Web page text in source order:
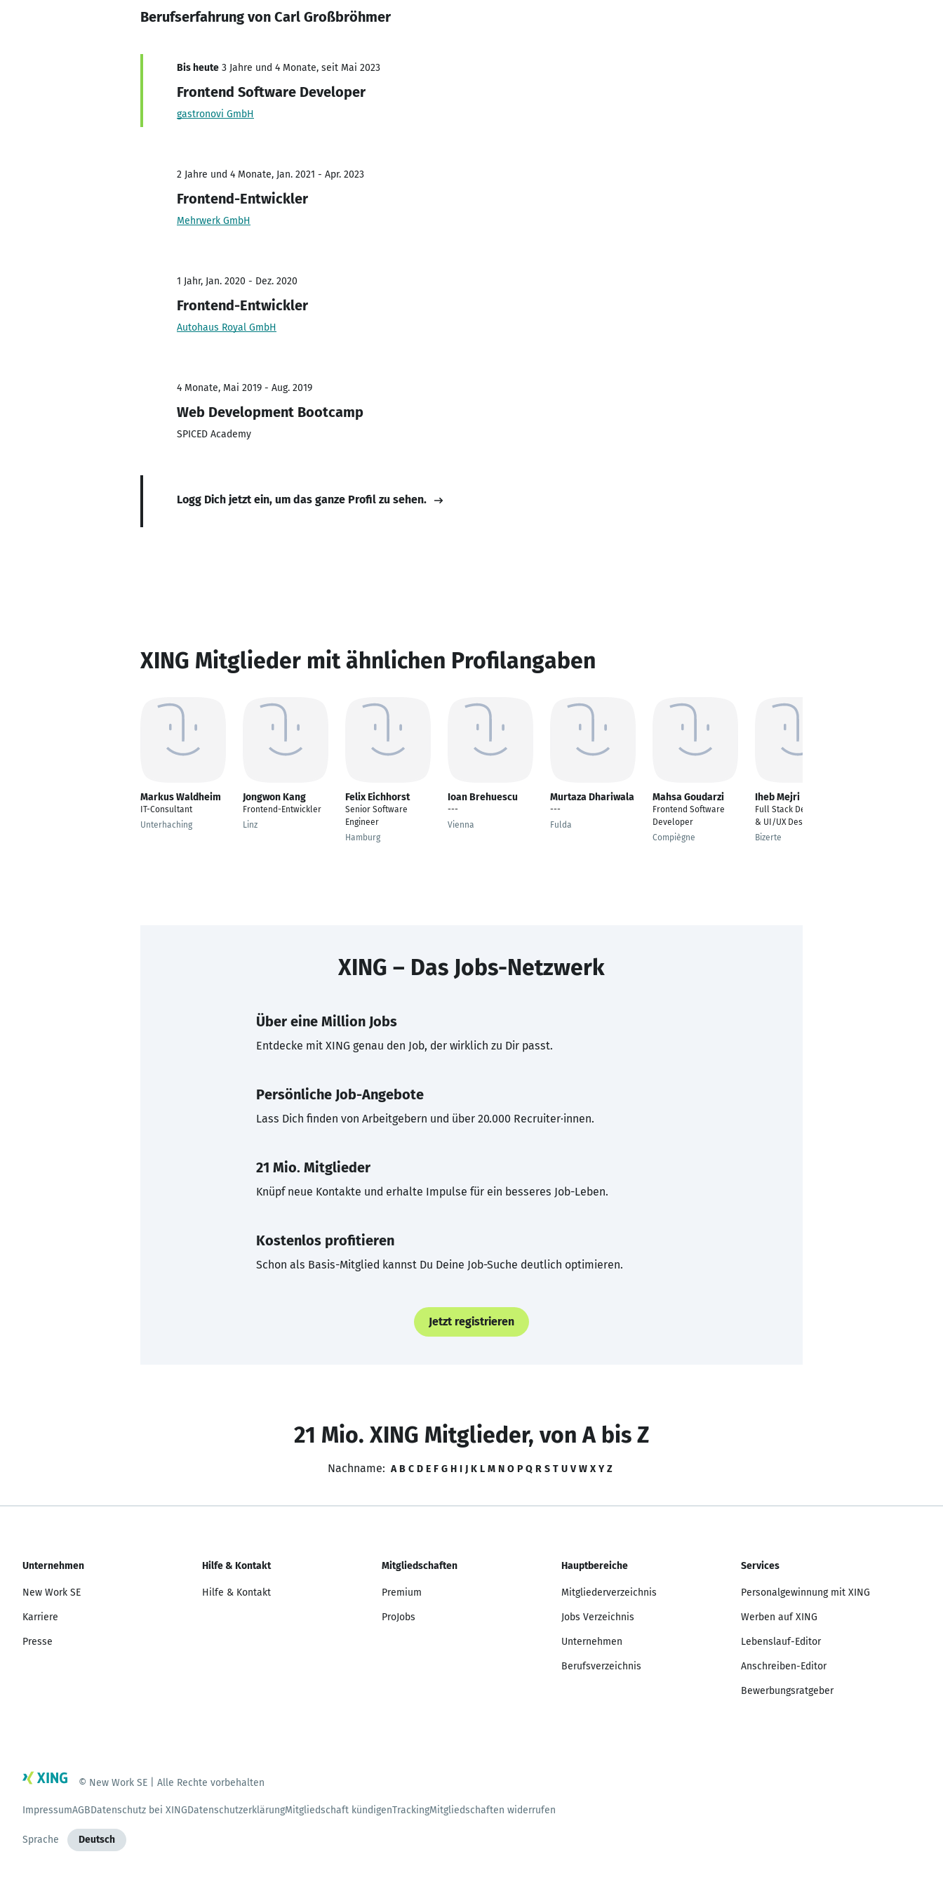
Berufserfahrung von Carl Großbröhmer
Bis heute 3 Jahre und 4 Monate, seit Mai 2023
Frontend Software Developer
gastronovi GmbH
2 Jahre und 4 Monate, Jan. 2021 - Apr. 2023
Frontend-Entwickler
Mehrwerk GmbH
1 Jahr, Jan. 2020 - Dez. 2020
Frontend-Entwickler
Autohaus Royal GmbH
4 Monate, Mai 2019 - Aug. 2019
Web Development Bootcamp
SPICED Academy
Logg Dich jetzt ein, um das ganze Profil zu sehen.
XING Mitglieder mit ähnlichen Profilangaben
Markus Waldheim
IT-Consultant
Unterhaching
Jongwon Kang
Frontend-Entwickler
Linz
Felix Eichhorst
Senior Software
Engineer
Hamburg
Ioan Brehuescu
---
Vienna
Murtaza Dhariwala
---
Fulda
Mahsa Goudarzi
Frontend Software
Developer
Compiègne
Iheb Mejri
Full Stack Developer
& UI/UX Designer
Bizerte
XING – Das Jobs-Netzwerk
Über eine Million Jobs
Entdecke mit XING genau den Job, der wirklich zu Dir passt.
Persönliche Job-Angebote
Lass Dich finden von Arbeitgebern und über 20.000 Recruiter·innen.
21 Mio. Mitglieder
Knüpf neue Kontakte und erhalte Impulse für ein besseres Job-Leben.
Kostenlos profitieren
Schon als Basis-Mitglied kannst Du Deine Job-Suche deutlich optimieren.
Jetzt registrieren
21 Mio. XING Mitglieder, von A bis Z
Nachname: A B C D E F G H I J K L M N O P Q R S T U V W X Y Z
Unternehmen
New Work SE
Karriere
Presse
Hilfe & Kontakt
Hilfe & Kontakt
Mitgliedschaften
Premium
ProJobs
Hauptbereiche
Mitgliederverzeichnis
Jobs Verzeichnis
Unternehmen
Berufsverzeichnis
Services
Personalgewinnung mit XING
Werben auf XING
Lebenslauf-Editor
Anschreiben-Editor
Bewerbungsratgeber
© New Work SE | Alle Rechte vorbehalten
ImpressumAGBDatenschutz bei XINGDatenschutzerklärungMitgliedschaft kündigenTrackingMitgliedschaften widerrufen
Sprache Deutsch